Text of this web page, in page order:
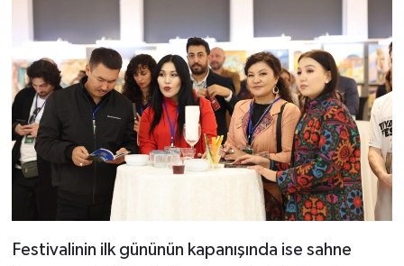
Festivalinin ilk gününün kapanışında ise sahne